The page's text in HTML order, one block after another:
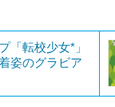
「転校少女*」
姿のグラビア